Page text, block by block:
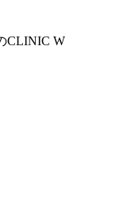
CLINIC W